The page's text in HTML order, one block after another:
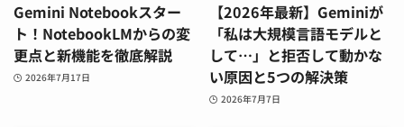
Gemini Notebookスター
ト！NotebookLMからの変
更点と新機能を徹底解説
2026年7月17日
【2026年最新】Geminiが
「私は大規模言語モデルと
して…」と拒否して動かな
い原因と5つの解決策
2026年7月7日